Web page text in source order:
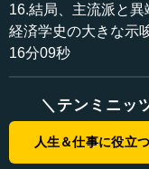
16.結局、主流派と
経済学史の大きな示
16分09秒
＼テンミニッ
人生＆仕事に役立